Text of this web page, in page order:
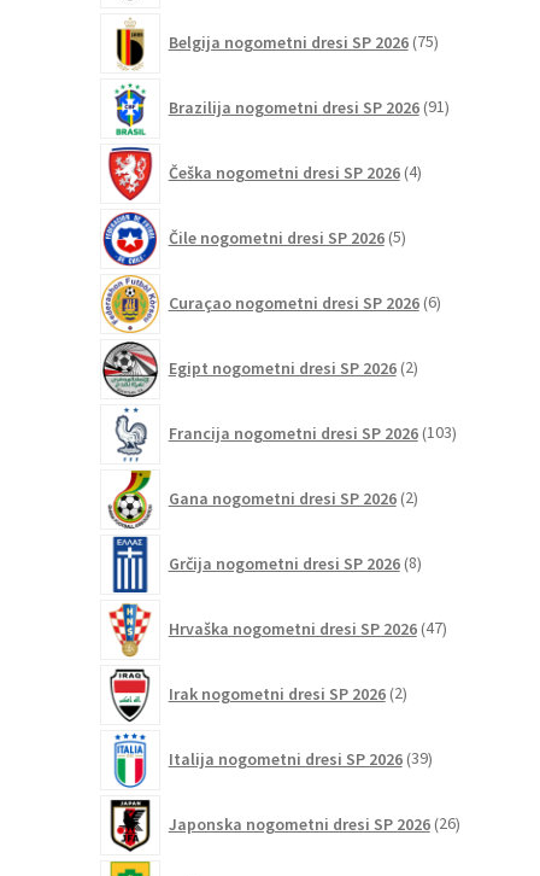
Belgija nogometni dresi SP 2026 75izdelkov
Brazilija nogometni dresi SP 2026 91izdelkov
Češka nogometni dresi SP 2026 4izdelki
Čile nogometni dresi SP 2026 5izdelkov
Curaçao nogometni dresi SP 2026 6izdelkov
Egipt nogometni dresi SP 2026 2izdelka
Francija nogometni dresi SP 2026 103izdelki
Gana nogometni dresi SP 2026 2izdelka
Grčija nogometni dresi SP 2026 8izdelkov
Hrvaška nogometni dresi SP 2026 47izdelkov
Irak nogometni dresi SP 2026 2izdelka
Italija nogometni dresi SP 2026 39izdelkov
Japonska nogometni dresi SP 2026 26izdelkov